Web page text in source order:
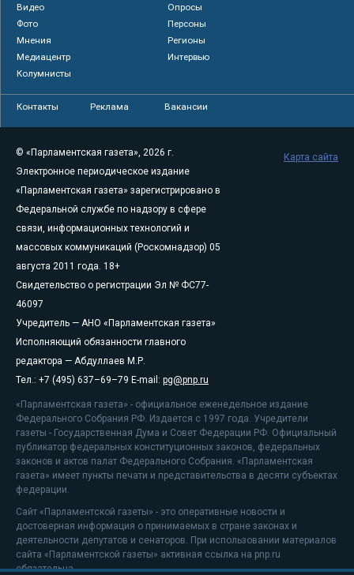
Видео
Опросы
Фото
Персоны
Мнения
Регионы
Медиацентр
Интервью
Колумнисты
Контакты Реклама Вакансии
© «Парламентская газета», 2026 г.
Электронное периодическое издание
«Парламентская газета» зарегистрировано в
Федеральной службе по надзору в сфере
связи, информационных технологий и
массовых коммуникаций (Роскомнадзор) 05
августа 2011 года. 18+
Свидетельство о регистрации Эл № ФС77-
46097
Учредитель — АНО «Парламентская газета»
Исполняющий обязанности главного
редактора — Абдуллаев М.Р.
Тел.: +7 (495) 637–69–79 E-mail: pg@pnp.ru
«Парламентская газета» - официальное еженедельное издание
Федерального Собрания РФ. Издается с 1997 года. Учредители
газеты - Государственная Дума и Совет Федерации РФ. Официальный
публикатор федеральных конституционных законов, федеральных
законов и актов палат Федерального Собрания. «Парламентская
газета» имеет пункты печати и представительства в десяти субъектах
федерации.
Сайт «Парламентской газеты» - это оперативные новости и
достоверная информация о принимаемых в стране законах и
деятельности депутатов и сенаторов. При использовании материалов
сайта «Парламентской газеты» активная ссылка на pnp.ru
обязательна.
Карта сайта